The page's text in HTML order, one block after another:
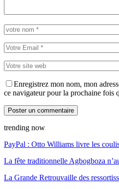
Enregistrez mon nom, mon
ce navigateur pour la prochaine fois
trending now
PayPal : Otto Williams livre les
La fête traditionnelle Agbogboza
La Grande Retrouvaille des